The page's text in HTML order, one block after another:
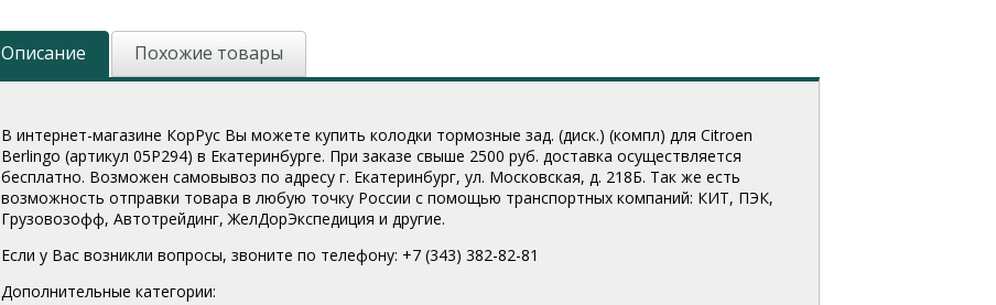
Описание Похожие товары
В интернет-магазине КорРус Вы можете купить колодки тормозные зад. (диск.) (компл) для Citroen
Berlingo (артикул 05P294) в Екатеринбурге. При заказе свыше 2500 руб. доставка осуществляется
бесплатно. Возможен самовывоз по адресу г. Екатеринбург, ул. Московская, д. 218Б. Так же есть
возможность отправки товара в любую точку России с помощью транспортных компаний: КИТ, ПЭК,
Грузовозофф, Автотрейдинг, ЖелДорЭкспедиция и другие.
Если у Вас возникли вопросы, звоните по телефону: +7 (343) 382-82-81
Дополнительные категории: